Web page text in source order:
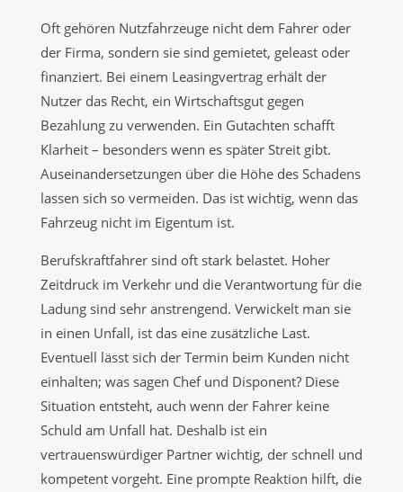
Oft gehören Nutzfahrzeuge nicht dem Fahrer oder
der Firma, sondern sie sind gemietet, geleast oder
finanziert. Bei einem Leasingvertrag erhält der
Nutzer das Recht, ein Wirtschaftsgut gegen
Bezahlung zu verwenden. Ein Gutachten schafft
Klarheit – besonders wenn es später Streit gibt.
Auseinandersetzungen über die Höhe des Schadens
lassen sich so vermeiden. Das ist wichtig, wenn das
Fahrzeug nicht im Eigentum ist.
Berufskraftfahrer sind oft stark belastet. Hoher
Zeitdruck im Verkehr und die Verantwortung für die
Ladung sind sehr anstrengend. Verwickelt man sie
in einen Unfall, ist das eine zusätzliche Last.
Eventuell lässt sich der Termin beim Kunden nicht
einhalten; was sagen Chef und Disponent? Diese
Situation entsteht, auch wenn der Fahrer keine
Schuld am Unfall hat. Deshalb ist ein
vertrauenswürdiger Partner wichtig, der schnell und
kompetent vorgeht. Eine prompte Reaktion hilft, die